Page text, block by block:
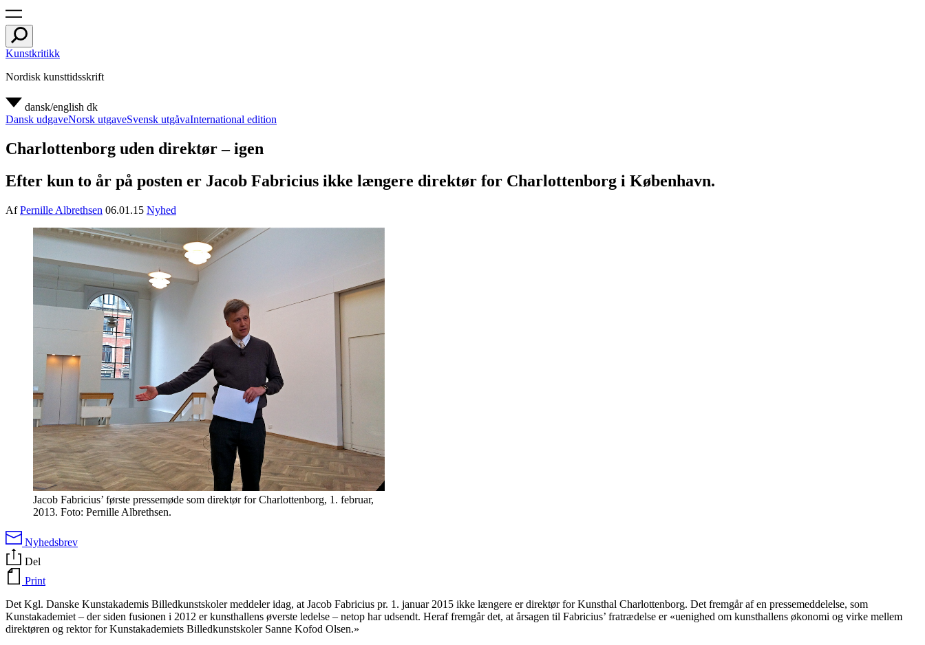
Kunstkritikk
Nordisk kunsttidsskrift
dansk/english dk
Dansk udgaveNorsk utgaveSvensk utgåvaInternational edition
Charlottenborg uden direktør – igen
Efter kun to år på posten er Jacob Fabricius ikke længere direktør for Charlottenborg i København.
AfPernille Albrethsen 06.01.15 Nyhed
Jacob Fabricius’ første pressemøde som direktør for Charlottenborg, 1. februar,
2013. Foto: Pernille Albrethsen.
Nyhedsbrev
Del
Print
Det Kgl. Danske Kunstakademis Billedkunstskoler meddeler idag, at Jacob Fabricius pr. 1. januar 2015 ikke længere er direktør for Kunsthal Charlottenborg. Det fremgår af en pressemeddelelse, som
Kunstakademiet – der siden fusionen i 2012 er kunsthallens øverste ledelse – netop har udsendt. Heraf fremgår det, at årsagen til Fabricius’ fratrædelse er «uenighed om kunsthallens økonomi og virke mellem
direktøren og rektor for Kunstakademiets Billedkunstskoler Sanne Kofod Olsen.»